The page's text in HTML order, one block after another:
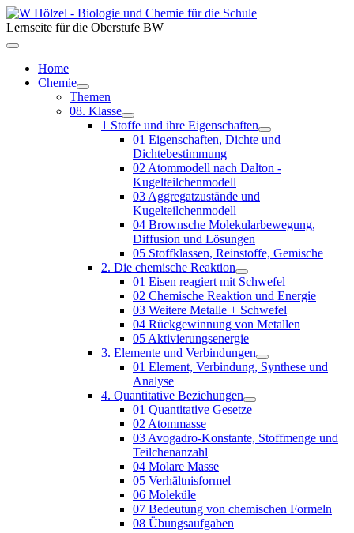
Lernseite für die Oberstufe BW
Home
Chemie
Themen
08. Klasse
1 Stoffe und ihre Eigenschaften
01 Eigenschaften, Dichte und
Dichtebestimmung
02 Atommodell nach Dalton -
Kugelteilchenmodell
03 Aggregatzustände und
Kugelteilchenmodell
04 Brownsche Molekularbewegung,
Diffusion und Lösungen
05 Stoffklassen, Reinstoffe, Gemische
2. Die chemische Reaktion
01 Eisen reagiert mit Schwefel
02 Chemische Reaktion und Energie
03 Weitere Metalle + Schwefel
04 Rückgewinnung von Metallen
05 Aktivierungsenergie
3. Elemente und Verbindungen
01 Element, Verbindung, Synthese und
Analyse
4. Quantitative Beziehungen
01 Quantitative Gesetze
02 Atommasse
03 Avogadro-Konstante, Stoffmenge und
Teilchenanzahl
04 Molare Masse
05 Verhältnisformel
06 Moleküle
07 Bedeutung von chemischen Formeln
08 Übungsaufgaben